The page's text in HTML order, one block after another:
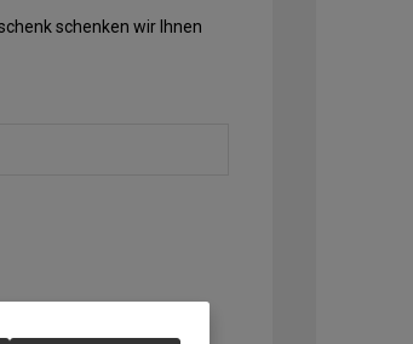
schenken wir Ihnen